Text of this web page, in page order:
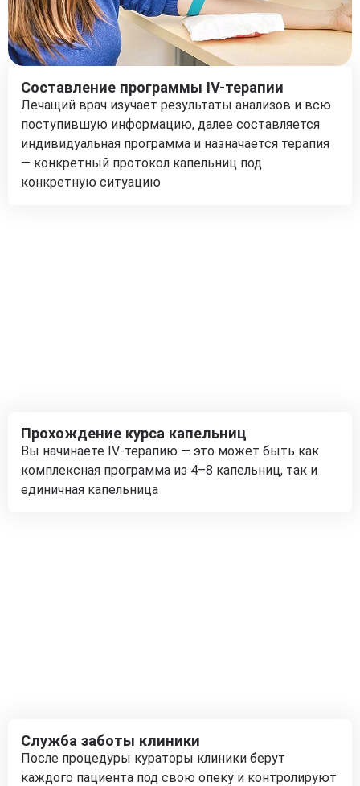
Составление программы IV-терапии
Лечащий врач изучает результаты анализов и всю
поступившую информацию, далее составляется
индивидуальная программа и назначается терапия
— конкретный протокол капельниц под
конкретную ситуацию
Прохождение курса капельниц
Вы начинаете IV-терапию — это может быть как
комплексная программа из 4–8 капельниц, так и
единичная капельница
Служба заботы клиники
После процедуры кураторы клиники берут
каждого пациента под свою опеку и контролируют